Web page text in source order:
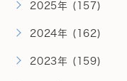
2025年 (157)
2024年 (162)
2023年 (159)